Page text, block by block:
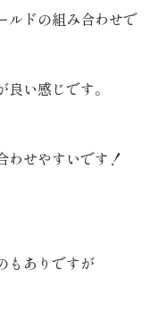
ルドの組み合わせで
い感じです。
わせやすいです！
もありですが